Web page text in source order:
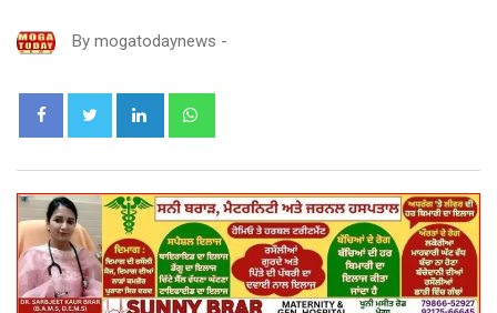
By mogatodaynews -
LinkedIn